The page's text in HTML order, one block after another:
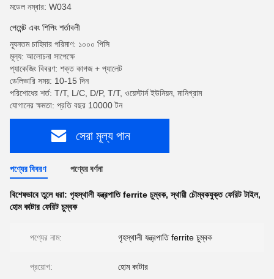
মডেল নম্বার: W034
পেমেন্ট এবং শিপিং শর্তাবলী
ন্যূনতম চাহিদার পরিমাণ: ১০০০ পিসি
মূল্য: আলোচনা সাপেক্ষে
প্যাকেজিং বিবরণ: শক্ত কাগজ + প্যালেট
ডেলিভারি সময়: 10-15 দিন
পরিশোধের শর্ত: T/T, L/C, D/P, T/T, ওয়েস্টার্ন ইউনিয়ন, মানিগ্রাম
যোগানের ক্ষমতা: প্রতি বছর 10000 টন
সেরা মূল্য পান
পণ্যের বিবরণ পণ্যের বর্ণনা
বিশেষভাবে তুলে ধরা: গৃহস্থালী যন্ত্রপাতি ferrite চুম্বক,স্থায়ী চৌম্বকযুক্ত ফেরিট টাইল,
হোম কাটার ফেরিট চুম্বক
পণ্যের নাম: গৃহস্থালী যন্ত্রপাতি ferrite চুম্বক
প্রয়োগ: হোম কাটার